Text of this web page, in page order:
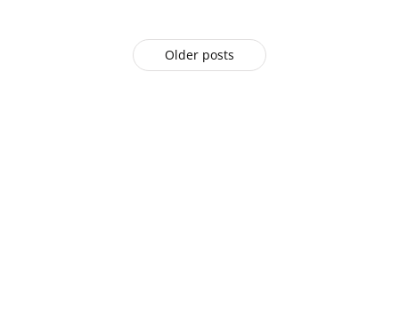
Older posts